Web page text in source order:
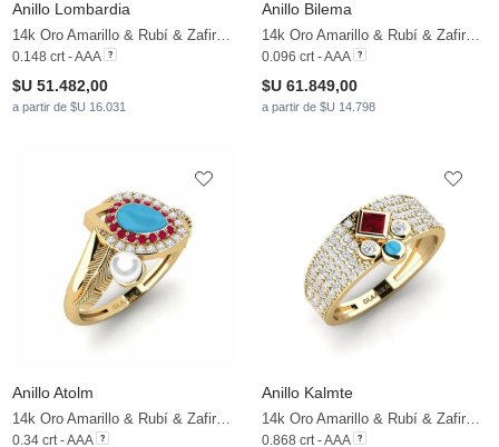
Anillo Lombardia
14k Oro Amarillo & Rubí & Zafiro blanco
0.148 crt - AAA
$U 51.482,00
a partir de $U 16.031
Anillo Bilema
14k Oro Amarillo & Rubí & Zafiro blanco
0.096 crt - AAA
$U 61.849,00
a partir de $U 14.798
Anillo Atolm
14k Oro Amarillo & Rubí & Zafiro blanco & Perla blanca
0.34 crt - AAA
Anillo Kalmte
14k Oro Amarillo & Rubí & Zafiro blanco
0.868 crt - AAA